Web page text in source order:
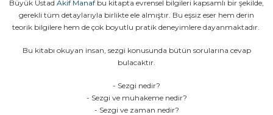
Büyük Üstad Akif Manaf bu kitapta evrensel bilgileri kapsamlı bir şekilde,
gerekli tüm detaylarıyla birlikte ele almıştır. Bu eşsiz eser hem derin
teorik bilgilere hem de çok boyutlu pratik deneyimlere dayanmaktadır.
Bu kitabı okuyan insan, sezgi konusunda bütün sorularına cevap
bulacaktır.
- Sezgi nedir?
- Sezgi ve muhakeme nedir?
- Sezgi ve zaman nedir?